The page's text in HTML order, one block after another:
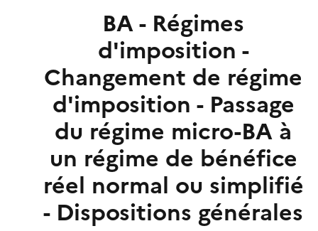
BA - Régimes
d'imposition -
Changement de régime
d'imposition - Passage
du régime micro-BA à
un régime de bénéfice
réel normal ou simplifié
- Dispositions générales